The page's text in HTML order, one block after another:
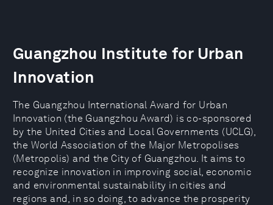
Guangzhou Institute for Urban
Innovation
The Guangzhou International Award for Urban
Innovation (the Guangzhou Award) is co-sponsored
by the United Cities and Local Governments (UCLG),
the World Association of the Major Metropolises
(Metropolis) and the City of Guangzhou. It aims to
recognize innovation in improving social, economic
and environmental sustainability in cities and
regions and, in so doing, to advance the prosperity